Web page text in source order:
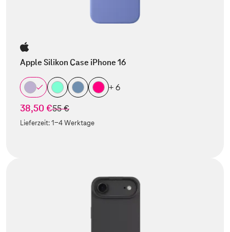
Apple Silikon Case iPhone 16
+ 6
38,50 €statt
55 €
Lieferzeit:1-4 Werktage